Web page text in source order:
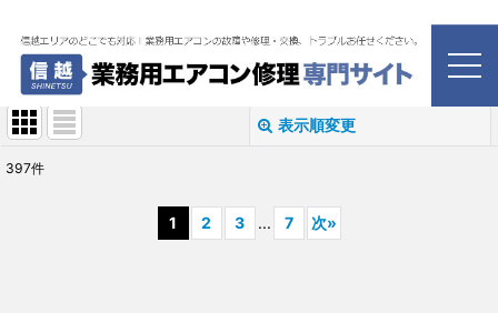
寒冷地向けエアコン
表示順変更
397件
1 2 3 ... 7 次»